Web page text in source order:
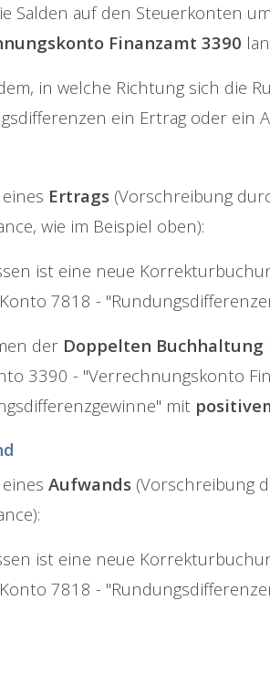
Salden auf den Steuerkonten
Finanzamt 3390
in welche Richtung sich die
ein Ertrag oder ein
Ertrags (Vorschreibung
wie im Beispiel oben):
ist eine neue
7818 -
der Doppelten Buchhaltung
3390 - "Verrechnungskonto
mit
Aufwands (Vorschreibung
ist eine neue
7818 -